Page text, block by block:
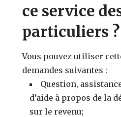
ce service
particuliers ?
Vous pouvez utiliser
demandes suivantes :
Question,
d’aide à propos de la
sur le revenu;